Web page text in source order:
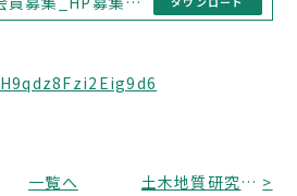
一覧へ 土木地質研究部会から「JSEG-AEG協働セッション2025in札幌ブックレット」一般公開のお知らせ >